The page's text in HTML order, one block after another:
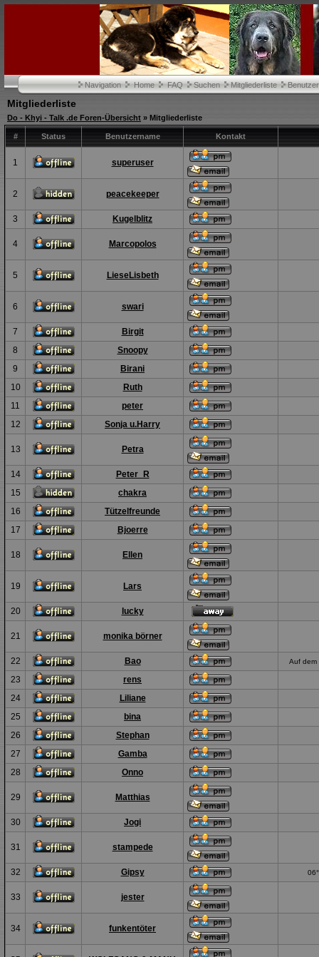
Navigation Home FAQ Suchen Mitgliederliste
Mitgliederliste
Do - Khyi - Talk .de Foren-Übersicht » Mitgliederliste
# Status Benutzername Kontakt
1 superuser
2 peacekeeper
3 Kugelblitz
4 Marcopolos
5 LieseLisbeth
6 swari
7
Birgit
8
Snoopy
9
Birani
10
Ruth
11
peter
12
Sonja u.Harry
13 Petra
14
Peter_R
15
chakra
16
Tützelfreunde
17
Bjoerre
18 Ellen
19 Lars
20 lucky
21 monika börner
22 Bao Auf dem
23
rens
24
Liliane
25
bina
26
Stephan
27
Gamba
28
Onno
29 Matthias
30 Jogi
31 stampede
32 Gipsy
33 jester
34 funkentöter